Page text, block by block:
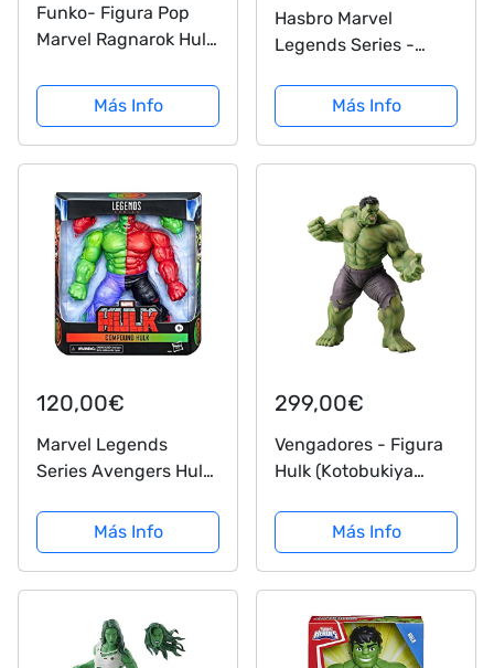
Funko- Figura Pop
Marvel Ragnarok Hulk
Muñecos acción,
Multicolor (134404)
Más Info
Hasbro Marvel
Legends Series -
cm - Colección Retro
375
Más Info
120,00€
Marvel Legends
Series Avengers Hulk
exclusiva de 6
pulgadas
Más Info
299,00€
Vengadores - Figura
Hulk (Kotobukiya
Más Info